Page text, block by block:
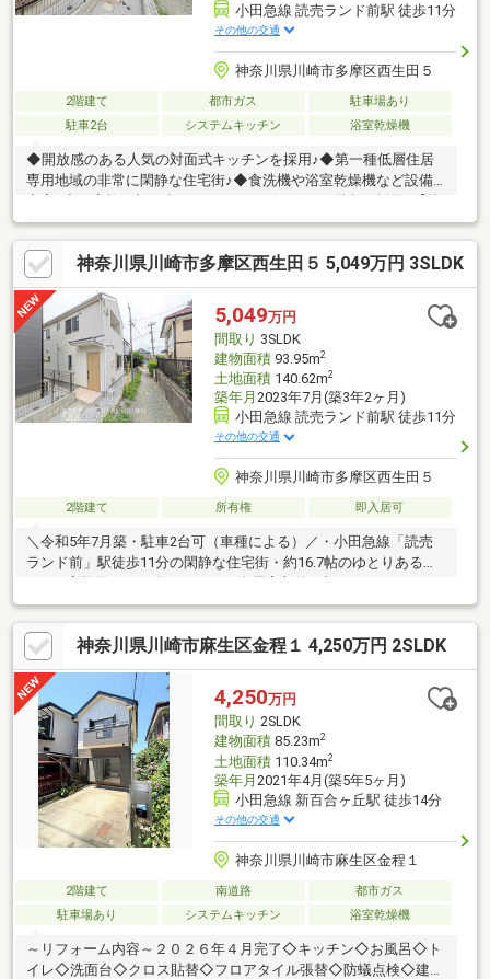
小田急線 読売ランド前駅 徒歩11分
その他の交通
神奈川県川崎市多摩区西生田５
2階建て 都市ガス
駐車場あり
駐車2台
システムキッチン 浴室乾燥機
◆開放感のある人気の対面式キッチンを採用♪◆第一種低層住居
専用地域の非常に閑静な住宅街♪◆食洗機や浴室乾燥機など設備
式会社リビングライフ】創業35年の信頼で未公開情報多数のリビ
ングライフがご紹介します。宅建士×FP×住宅ローンアドバイザー
の資格を併せ持つ『ライフ・エキスパート・プランナー』がお客
様の老後も見据えたライフプランを無料作成。お気軽にご相談下
さい！☆物件のお問合せは〈0120-332-077〉☆
神奈川県川崎市多摩区西生田５ 5,049万円 3SLDK
5,049万円
間取り 3SLDK
建物面積93.95m2
土地面積140.62m2
築年月 2023年7月(築3年2ヶ月)
小田急線 読売ランド前駅 徒歩11分
その他の交通
神奈川県川崎市多摩区西生田５
2階建て 所有権 即入居可
＼令和5年7月築・駐車2台可（車種による）／・小田急線「読売
ランド前」駅徒歩11分の閑静な住宅街・約16.7帖のゆとりある
ンクローゼットや約4.5帖の納戸付きで収納豊富・食器洗乾燥機、
浴室乾燥機、追焚機能、カウンターキッチンなど暮らしを快適に
する設備が充実・室内クリーニング・白蟻点検実施予定・空室の
ためご都合に合わせてご見学いただけます。ぜひ現地で住み心地
をご体感ください。■お客様に最適のお支払いプランをご提案し
ます■無料の住宅ローン事前審査手続は最短翌日回答可！
神奈川県川崎市麻生区金程１ 4,250万円 2SLDK
4,250万円
間取り 2SLDK
建物面積85.23m2
土地面積110.34m2
築年月 2021年4月(築5年5ヶ月)
小田急線 新百合ヶ丘駅 徒歩14分
その他の交通
神奈川県川崎市麻生区金程１
2階建て 南道路
都市ガス
駐車場あり
システムキッチン 浴室乾燥機
～リフォーム内容～２０２６年４月完了◇キッチン◇お風呂◇ト
イレ◇洗面台◇クロス貼替◇フロアタイル張替◇防蟻点検◇建具